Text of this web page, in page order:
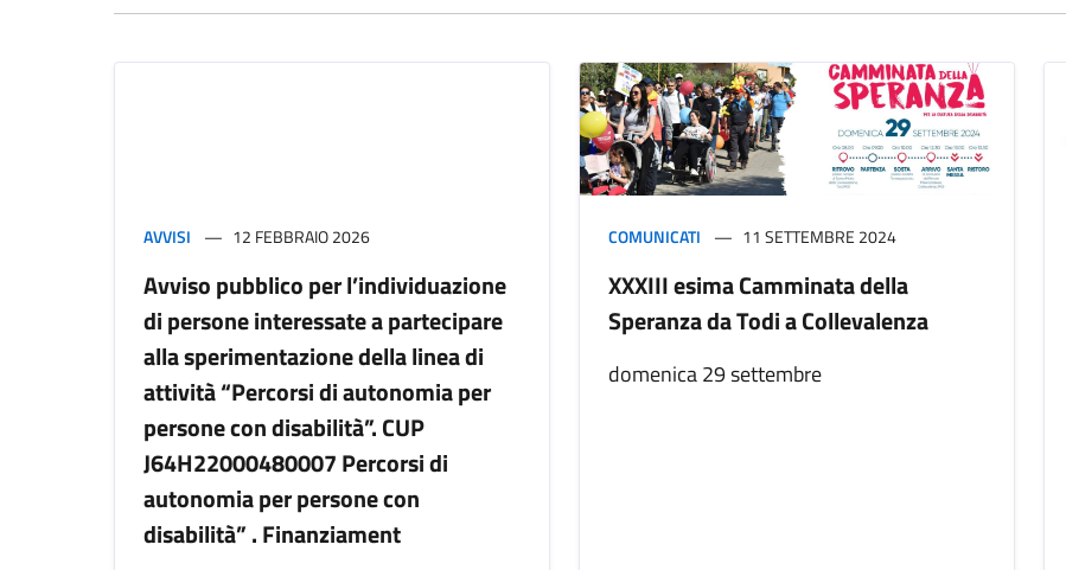
AVVISI 12 FEBBRAIO 2026
Avviso pubblico per l’individuazione
di persone interessate a partecipare
alla sperimentazione della linea di
attività “Percorsi di autonomia per
persone con disabilità”. CUP
J64H22000480007 Percorsi di
autonomia per persone con
disabilità” . Finanziament
COMUNICATI 11 SETTEMBRE 2024
XXXIII esima Camminata della
Speranza da Todi a Collevalenza
domenica 29 settembre